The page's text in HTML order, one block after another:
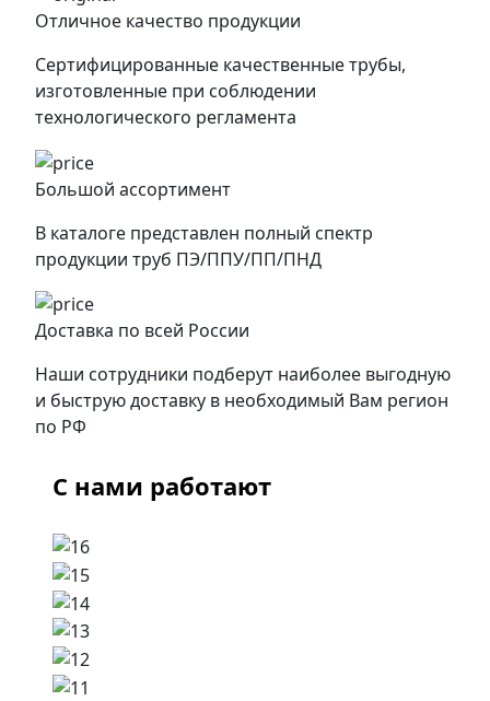
Отличное качество продукции
Сертифицированные качественные трубы,
изготовленные при соблюдении
технологического регламента
Большой ассортимент
В каталоге представлен полный спектр
продукции труб ПЭ/ППУ/ПП/ПНД
Доставка по всей России
Наши сотрудники подберут наиболее выгодную
и быструю доставку в необходимый Вам регион
по РФ
С нами работают